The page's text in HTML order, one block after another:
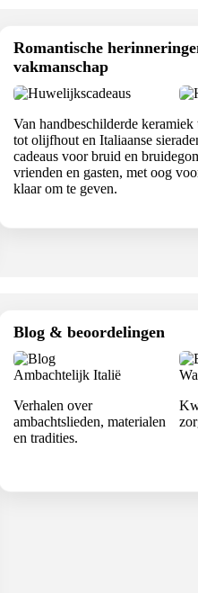
Romantische
vakmanschap
Van handbeschilderde
tot olijfhout en Italiaanse
cadeaus voor bruid en
vrienden en gasten, met oog
klaar om te geven.
Blog & beoordelingen
Ambachtelijk Italië
Verhalen over
ambachtslieden, materialen
en tradities.